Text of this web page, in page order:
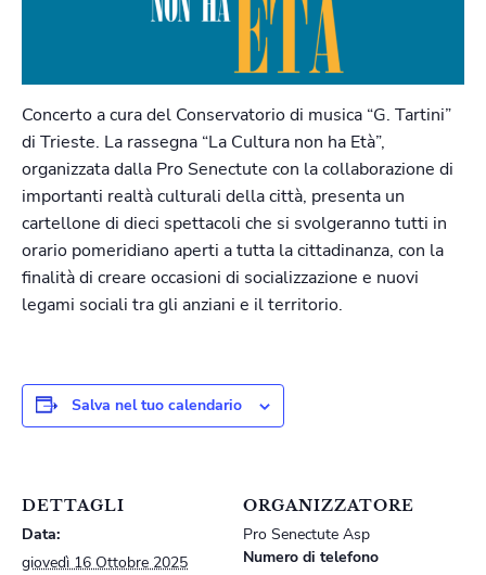
Concerto a cura del Conservatorio di musica “G. Tartini”
di Trieste. La rassegna “La Cultura non ha Età”,
organizzata dalla Pro Senectute con la collaborazione di
importanti realtà culturali della città, presenta un
cartellone di dieci spettacoli che si svolgeranno tutti in
orario pomeridiano aperti a tutta la cittadinanza, con la
finalità di creare occasioni di socializzazione e nuovi
legami sociali tra gli anziani e il territorio.
Salva nel tuo calendario
DETTAGLI
Data:
giovedì 16 Ottobre 2025
ORGANIZZATORE
Pro Senectute Asp
Numero di telefono